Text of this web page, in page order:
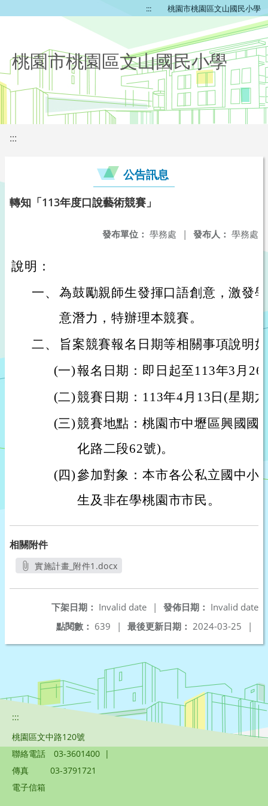
::: 桃園市桃園區文山國民小學
桃園市桃園區文山國民小學
:::
公告訊息
轉知「113年度口說藝術競賽」
發布人： 學務處
發布單位： 學務處 |
說明：
一、 為鼓勵親師生發揮口語創意，激發
意潛力，特辦理本競賽。
二、
旨案競賽報名日期等相關事項說明
(一)報名日期：即日起至113年3月
(二)競賽日期：113年4月13日(星期
(三)競賽地點：桃園市中壢區興國國
化路二段62號)。
(四)參加對象：本市各公私立國中小
生及非在學桃園市市民。
相關附件
實施計畫_附件1.docx
發佈日期： Invalid date
下架日期： Invalid date
|
最後更新日期： 2024-03-25 |
點閱數： 639 |
:::
桃園區文中路120號
聯絡電話
03-3601400 |
傳真
03-3791721
電子信箱